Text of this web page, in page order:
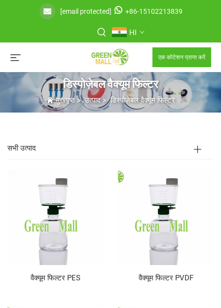
[email protected] +86-15102213839
HI
एक कोटेशन प्राप्त करें
डिस्पोज़ेबल वैक्यूम फिल्टर
मुखपृष्ठ>उत्पाद>डिस्पोज़ेबल वैक्यूम फिल्टर
सभी उत्पाद
वैक्यूम फिल्टर PES वैक्यूम फिल्टर PVDF